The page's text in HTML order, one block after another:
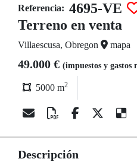
Referencia: 4695-VE
Terreno en venta
Villaescusa, Obregon mapa
49.000 € (impuestos y gastos
5000 m2
Descripción